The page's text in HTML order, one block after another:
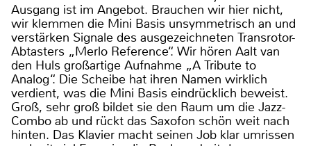
Ausgang ist im Angebot. Brauchen wir hier nicht,
wir klemmen die Mini Basis unsymmetrisch an und
verstärken Signale des ausgezeichneten Transrotor-
Abtasters „Merlo Reference“. Wir hören Aalt van
den Huls großartige Aufnahme „A Tribute to
Analog“. Die Scheibe hat ihren Namen wirklich
verdient, was die Mini Basis eindrücklich beweist.
Groß, sehr groß bildet sie den Raum um die Jazz-
Combo ab und rückt das Saxofon schön weit nach
hinten. Das Klavier macht seinen Job klar umrissen